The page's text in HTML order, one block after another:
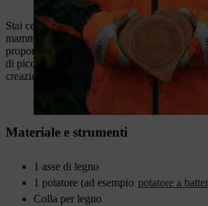
Stai cercando un regalo unico per San
mamma, ma non vuoi prendere subito una
proponiamo questa fantastica decorazione
di piccoli pezzi di legno. Con un po' di abilità
creazione, i tuoi cari rimarranno sicuramente
Materiale e strumenti
1 asse di legno
1 potatore (ad esempio potatore a
Colla per legno